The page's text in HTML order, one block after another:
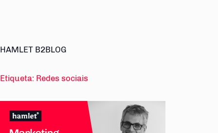
HAMLET B2BLOG
Etiqueta: Redes sociais